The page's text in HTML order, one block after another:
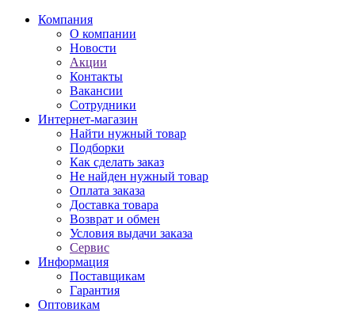
Компания
О компании
Новости
Акции
Контакты
Вакансии
Сотрудники
Интернет-магазин
Найти нужный товар
Подборки
Как сделать заказ
Не найден нужный товар
Оплата заказа
Доставка товара
Возврат и обмен
Условия выдачи заказа
Сервис
Информация
Поставщикам
Гарантия
Оптовикам